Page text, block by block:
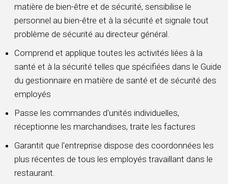
matière de bien-être et de sécurité, sensibilise le
personnel au bien-être et à la sécurité et signale tout
problème de sécurité au directeur général.
Comprend et applique toutes les activités liées à la
santé et à la sécurité telles que spécifiées dans le Guide
du gestionnaire en matière de santé et de sécurité des
employés
Passe les commandes d'unités individuelles,
réceptionne les marchandises, traite les factures
Garantit que l'entreprise dispose des coordonnées les
plus récentes de tous les employés travaillant dans le
restaurant.